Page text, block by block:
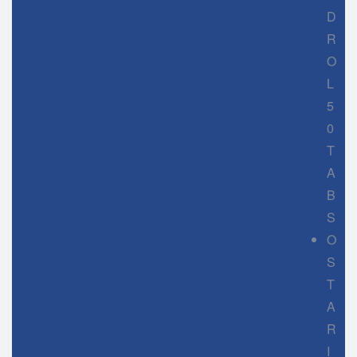
D
R
O
L
5
0
T
A
B
S
O
S
T
A
R
I